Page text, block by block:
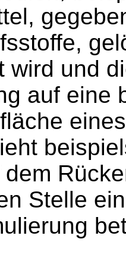
wird und
auf eine
Stelle